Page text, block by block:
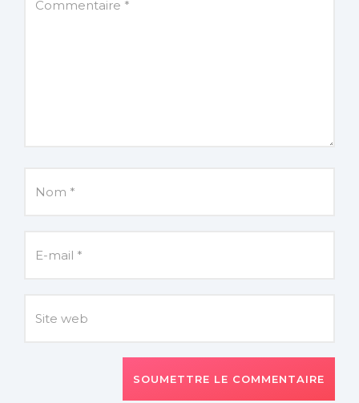
SOUMETTRE LE COMMENTAIRE